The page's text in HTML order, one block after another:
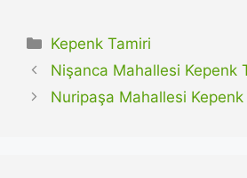
Kategoriler
Kepenk Tamiri
Nişanca Mahallesi Kepenk
Nuripaşa Mahallesi Kepenk